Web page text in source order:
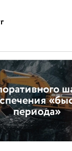
периода»